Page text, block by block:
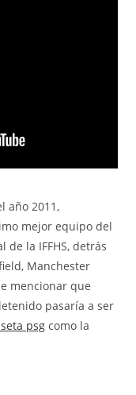
año 2011,
mejor equipo del
la IFFHS, detrás
Manchester
mencionar que
pasaría a ser
psg como la